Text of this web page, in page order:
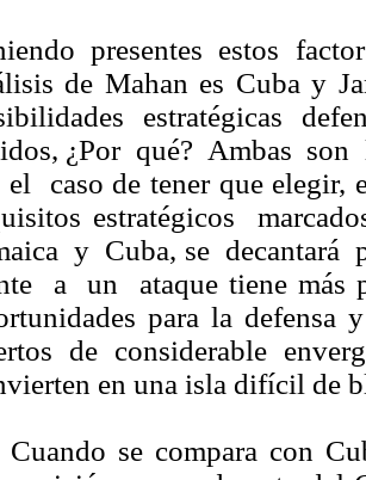
presentes estos
de Mahan es Cuba y
estratégicas
¿Por qué? Ambas
caso de tener que elegir,
estratégicos
y Cuba, se
a un ataque tiene más
para la defensa
de considerable
en una isla difícil de
Cuando se compara con